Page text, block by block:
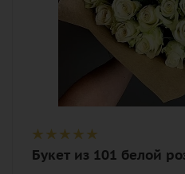
Букет из 101 белой